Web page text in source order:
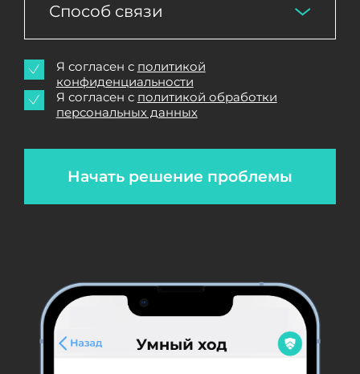
Способ связи
Начать решение проблемы
Я согласен с политикой
конфиденциальности
Я согласен с политикой обработки
персональных данных